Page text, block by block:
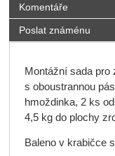
Komentáře
Poslat známénu
Montážní sada pro
s oboustrannou
hmoždinka, 2 ks
4,5 kg do plochy
Baleno v krabičce